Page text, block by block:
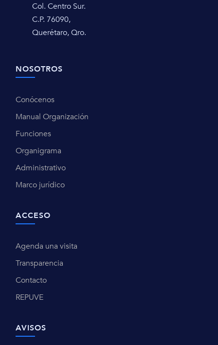
Col. Centro Sur.
C.P. 76090,
Querétaro, Qro.
NOSOTROS
Conócenos
Manual Organización
Funciones
Organigrama
Administrativo
Marco jurídico
ACCESO
Agenda una visita
Transparencia
Contacto
REPUVE
AVISOS